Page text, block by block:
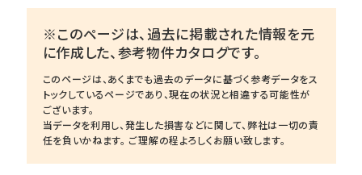
※このページは、過去に掲載された情報を元
に作成した、参考物件カタログです。
このページは、あくまでも過去のデータに基づく参考データをス
トックしているページであり、現在の状況と相違する可能性が
ございます。
当データを利用し、発生した損害などに関して、弊社は一切の責
任を負いかねます。 ご理解の程よろしくお願い致します。